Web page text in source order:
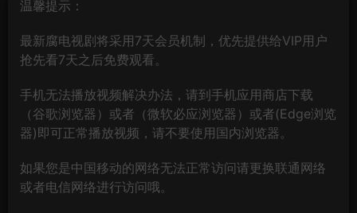
温馨提示：
最新腐电视剧将采用7天会员机制，优先提供给VIP用户
抢先看7天之后免费观看。
手机无法播放视频解决办法，请到手机应用商店下载
（谷歌浏览器）或者（微软必应浏览器）或者(Edge浏览
器)即可正常播放视频，请不要使用国内浏览器。
如果您是中国移动的网络无法正常访问请更换联通网络
或者电信网络进行访问哦。